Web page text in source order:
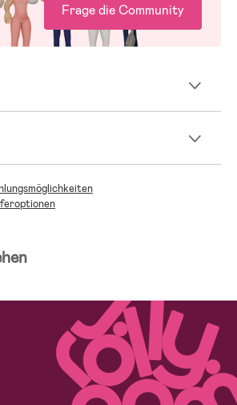
Frage die Community